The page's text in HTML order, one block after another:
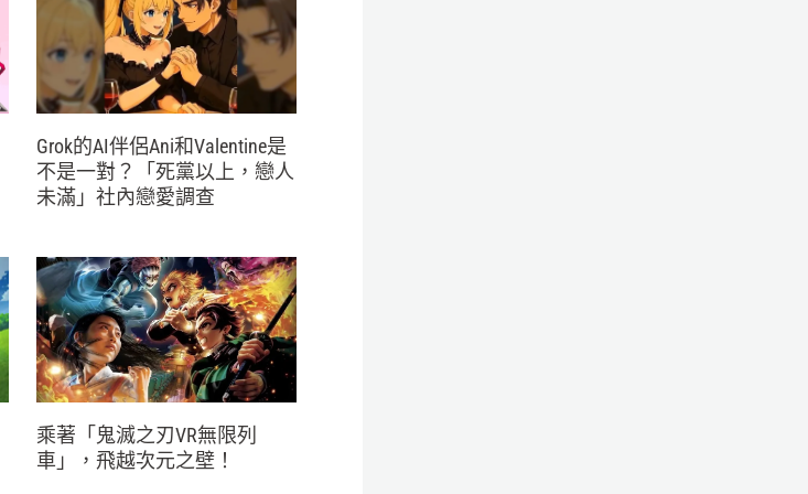
Grok的AI伴侶Ani和Valentine是
不是一對？「死黨以上，戀人
未滿」社內戀愛調查
乘著「鬼滅之刃VR無限列
車」，飛越次元之壁！